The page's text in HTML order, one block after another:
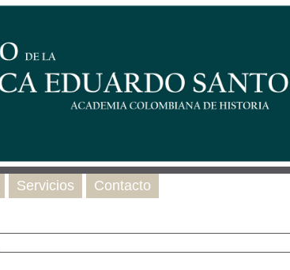
Servicios Contacto